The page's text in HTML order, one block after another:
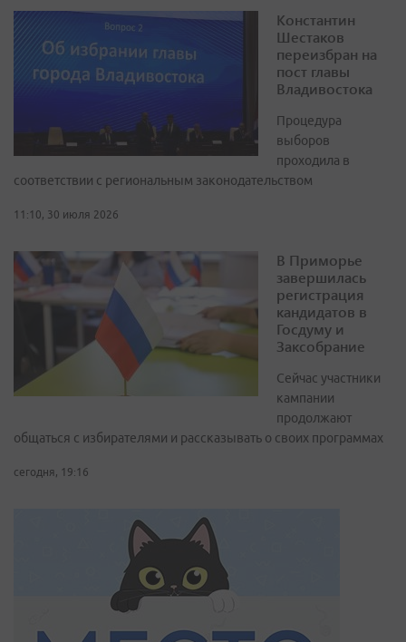
Константин
Шестаков
переизбран на
пост главы
Владивостока
Процедура
выборов
проходила в
соответствии с региональным законодательством
11:10, 30 июля 2026
В Приморье
завершилась
регистрация
кандидатов в
Госдуму и
Заксобрание
Сейчас участники
кампании
продолжают
общаться с избирателями и рассказывать о своих программах
сегодня, 19:16